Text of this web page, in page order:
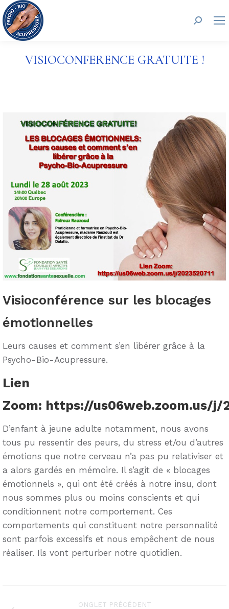
VISIOCONFERENCE GRATUITE !
Visioconférence sur les blocages
émotionnelles
Leurs causes et comment s’en libérer grâce à la
Psycho-Bio-Acupressure.
Lien
Zoom: https://us06web.zoom.us/j/
D’enfant à jeune adulte notamment, nous avons
tous pu ressentir des peurs, du stress et/ou d’autres
émotions que notre cerveau n’a pas pu relativiser et
a alors gardés en mémoire. Il s’agit de « blocages
émotionnels », qui ont été créés à notre insu, dont
nous sommes plus ou moins conscients et qui
conditionnent notre comportement. Ces
comportements qui constituent notre personnalité
sont parfois excessifs et nous empêchent de nous
réaliser. Ils vont perturber notre quotidien.
ONGLET PRÉCÉDENT